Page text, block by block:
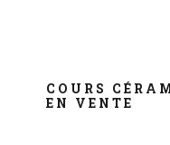
COURS
EN VENTE